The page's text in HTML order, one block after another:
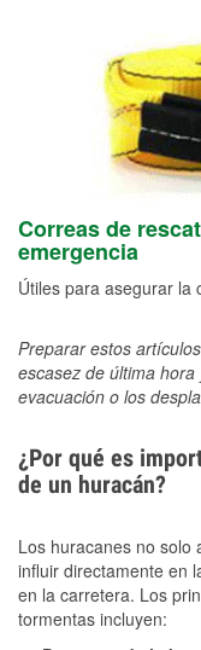
Correas de
emergencia
Útiles para asegurar la
Preparar estos
escasez de última
evacuación o los
¿Por qué es
de un huracán?
Los huracanes no solo
influir directamente en
en la carretera. Los
tormentas incluyen: